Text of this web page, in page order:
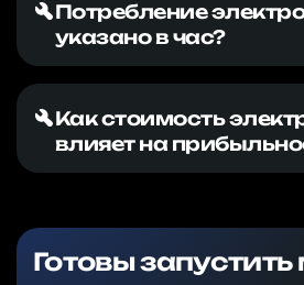
Потребление
указано в час?
Как стоимость
влияет на
Готовы